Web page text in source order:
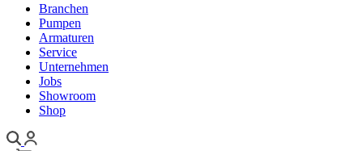
Branchen
Pumpen
Armaturen
Service
Unternehmen
Jobs
Showroom
Shop